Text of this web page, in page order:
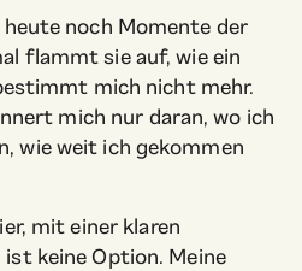
noch Momente der
flammt sie auf, wie ein
mich nicht mehr.
mich nur daran, wo ich
wie weit ich gekommen
mit einer klaren
keine Option. Meine